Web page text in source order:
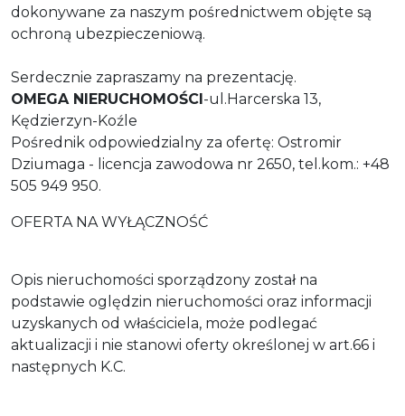
dokonywane za naszym pośrednictwem objęte są
ochroną ubezpieczeniową.
Serdecznie zapraszamy na prezentację.
OMEGA NIERUCHOMOŚCI-ul.Harcerska 13,
Kędzierzyn-Koźle
Pośrednik odpowiedzialny za ofertę: Ostromir
Dziumaga - licencja zawodowa nr 2650, tel.kom.: +48
505 949 950.
OFERTA NA WYŁĄCZNOŚĆ
Opis nieruchomości sporządzony został na
podstawie oględzin nieruchomości oraz informacji
uzyskanych od właściciela, może podlegać
aktualizacji i nie stanowi oferty określonej w art.66 i
następnych K.C.